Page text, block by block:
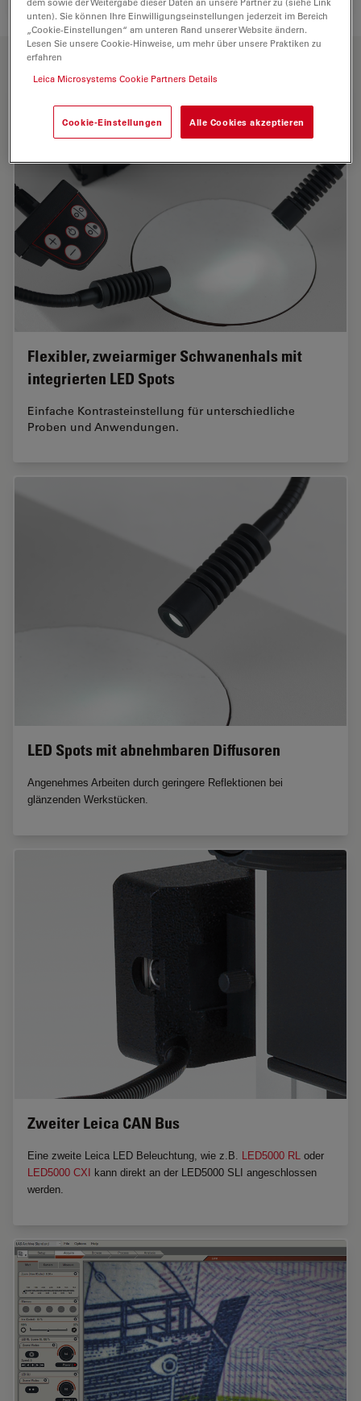
HAUPTMERKMALE
Flexibler, zweiarmiger Schwanenhals mit
integrierten LED Spots
Einfache Kontrasteinstellung für unterschiedliche
Proben und Anwendungen.
LED Spots mit abnehmbaren Diffusoren
Angenehmes Arbeiten durch geringere Reflektionen bei
glänzenden Werkstücken.
Zweiter Leica CAN Bus
Eine zweite Leica LED Beleuchtung, wie z.B. LED5000 RL
oder
LED5000 CXI
kann direkt an der LED5000 SLI angeschlossen
werden.
unten). Sie können Ihre Einwilligungseinstellungen jederzeit im Bereich
„Cookie-Einstellungen“ am unteren Rand unserer Website ändern.
Lesen Sie unsere Cookie-Hinweise, um mehr über unsere Praktiken zu
erfahren
Leica Microsystems Cookie Partners Details
Cookie-Einstellungen Alle Cookies akzeptieren